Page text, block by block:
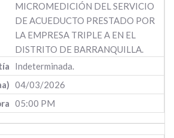
MICROMEDICIÓN DEL SERVICIO
DE ACUEDUCTO PRESTADO POR
LA EMPRESA TRIPLE A EN EL
DISTRITO DE BARRANQUILLA.
Indeterminada.
04/03/2026
05:00 PM